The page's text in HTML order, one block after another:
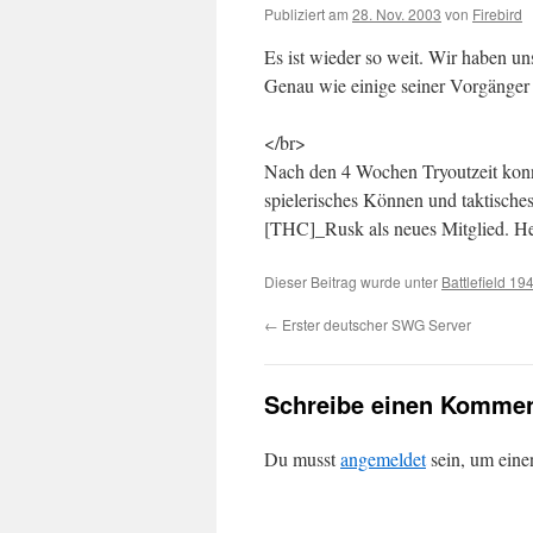
Publiziert am 28. Nov. 2003 von Firebird
Es ist wieder so weit. Wir haben
Genau wie einige seiner
</br>
Nach den 4 Wochen Tryoutzeit
spielerisches Können und
[THC]_Rusk als neues Mitglied.
Dieser Beitrag wurde unter Battlefield
← Erster deutscher SWG Server
Schreibe einen
Du musstangemeldetsein, um